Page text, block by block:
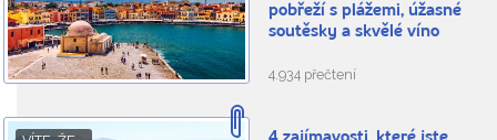
pobřeží s plážemi, úžasné
soutěsky a skvělé víno
4.934 přečtení